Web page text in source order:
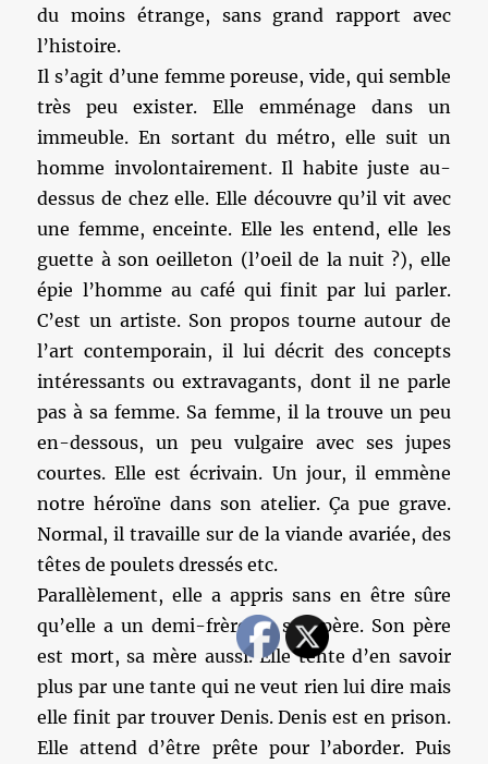
du moins étrange, sans grand rapport avec
l’histoire.
Il s’agit d’une femme poreuse, vide, qui semble
très peu exister. Elle emménage dans un
immeuble. En sortant du métro, elle suit un
homme involontairement. Il habite juste au-
dessus de chez elle. Elle découvre qu’il vit avec
une femme, enceinte. Elle les entend, elle les
guette à son oeilleton (l’oeil de la nuit ?), elle
épie l’homme au café qui finit par lui parler.
C’est un artiste. Son propos tourne autour de
l’art contemporain, il lui décrit des concepts
intéressants ou extravagants, dont il ne parle
pas à sa femme. Sa femme, il la trouve un peu
en-dessous, un peu vulgaire avec ses jupes
courtes. Elle est écrivain. Un jour, il emmène
notre héroïne dans son atelier. Ça pue grave.
Normal, il travaille sur de la viande avariée, des
têtes de poulets dressés etc.
Parallèlement, elle a appris sans en être sûre
qu’elle a un demi-frère de son père. Son père
est mort, sa mère aussi. Elle tente d’en savoir
plus par une tante qui ne veut rien lui dire mais
elle finit par trouver Denis. Denis est en prison.
Elle attend d’être prête pour l’aborder. Puis